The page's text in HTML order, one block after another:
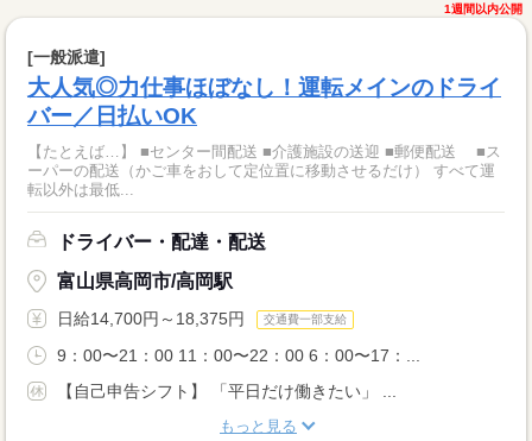
1週間以内公開
[一般派遣]
大人気◎力仕事ほぼなし！運転メインのドライ
バー／日払いOK
【たとえば…】 ■センター間配送 ■介護施設の送迎 ■郵便配送 ■ス
ーパーの配送（かご車をおして定位置に移動させるだけ） すべて運
転以外は最低...
ドライバー・配達・配送
富山県高岡市/高岡駅
日給14,700円～18,375円 交通費一部支給
9：00〜21：00 11：00〜22：00 6：00〜17：...
【自己申告シフト】 「平日だけ働きたい」 ...
もっと見る